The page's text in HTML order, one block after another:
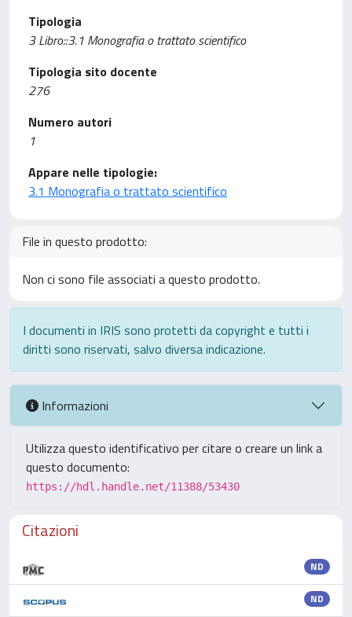
Tipologia
3 Libro::3.1 Monografia o trattato scientifico
Tipologia sito docente
276
Numero autori
1
Appare nelle tipologie:
3.1 Monografia o trattato scientifico
File in questo prodotto:
Non ci sono file associati a questo prodotto.
I documenti in IRIS sono protetti da copyright e tutti i
diritti sono riservati, salvo diversa indicazione.
Informazioni
Utilizza questo identificativo per citare o creare un link a
questo documento:
https://hdl.handle.net/11388/53430
Citazioni
ND
ND